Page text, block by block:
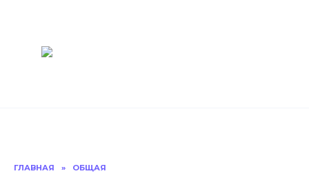
ГЛАВНАЯ » ОБЩАЯ